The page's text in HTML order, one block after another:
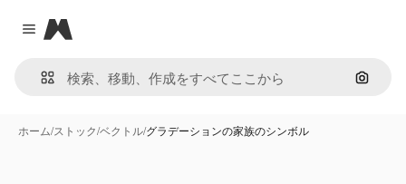
Close menu
Magnific
画像で
ホーム/ストック/ベクトル/グラデーションの家族のシンボル